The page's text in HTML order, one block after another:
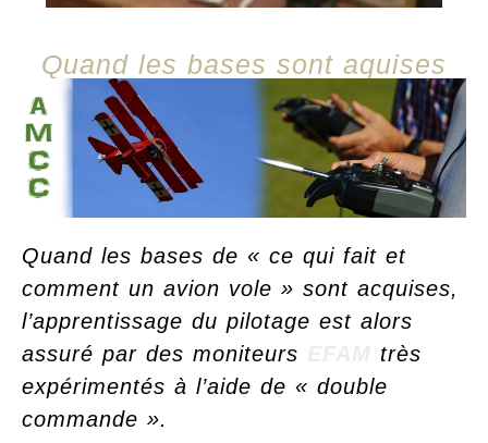
Quand les bases sont aquises
Quand les bases de « ce qui fait et
comment un avion vole » sont acquises,
l’apprentissage du pilotage est alors
assuré par des moniteurs EFAM très
expérimentés à l’aide de « double
commande ».